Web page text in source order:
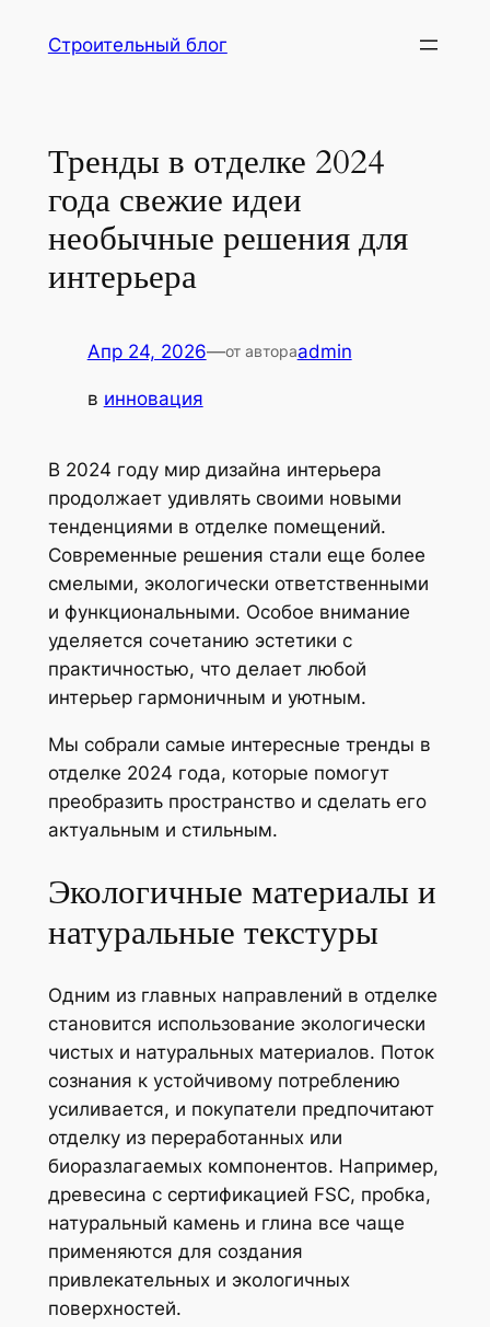
Строительный блог
Тренды в отделке 2024
года свежие идеи
необычные решения для
интерьера
Апр 24, 2026—от автораadmin
в инновация
В 2024 году мир дизайна интерьера
продолжает удивлять своими новыми
тенденциями в отделке помещений.
Современные решения стали еще более
смелыми, экологически ответственными
и функциональными. Особое внимание
уделяется сочетанию эстетики с
практичностью, что делает любой
интерьер гармоничным и уютным.
Мы собрали самые интересные тренды в
отделке 2024 года, которые помогут
преобразить пространство и сделать его
актуальным и стильным.
Экологичные материалы и
натуральные текстуры
Одним из главных направлений в отделке
становится использование экологически
чистых и натуральных материалов. Поток
сознания к устойчивому потреблению
усиливается, и покупатели предпочитают
отделку из переработанных или
биоразлагаемых компонентов. Например,
древесина с сертификацией FSC, пробка,
натуральный камень и глина все чаще
применяются для создания
привлекательных и экологичных
поверхностей.